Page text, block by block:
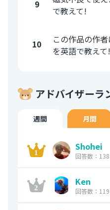
9
で教えて!
10
この作品の作
を英語で教えて!
アドバイザーラ
週間 月間
Shohei
回答数：138
Ken
回答数：119